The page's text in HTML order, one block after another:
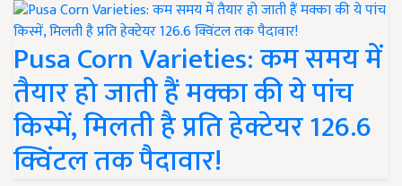
Pusa Corn Varieties: कम समय में
तैयार हो जाती हैं मक्का की ये पांच
किस्में, मिलती है प्रति हेक्टेयर 126.6
क्विंटल तक पैदावार!